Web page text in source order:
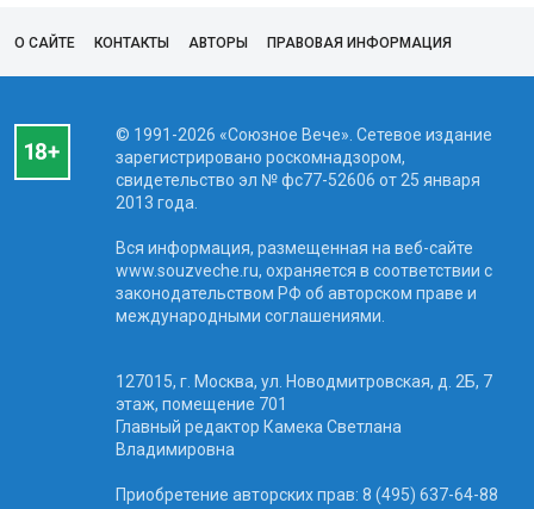
О САЙТЕ КОНТАКТЫ АВТОРЫ ПРАВОВАЯ ИНФОРМАЦИЯ
© 1991-2026 «Союзное Вече». Сетевое издание
зарегистрировано роскомнадзором,
свидетельство эл № фc77-52606 от 25 января
2013 года.
Вся информация, размещенная на веб-сайте
www.souzveche.ru, охраняется в соответствии с
законодательством РФ об авторском праве и
международными соглашениями.
127015, г. Москва, ул. Новодмитровская, д. 2Б, 7
этаж, помещение 701
Главный редактор Камека Светлана
Владимировна
Приобретение авторских прав: 8 (495) 637-64-88